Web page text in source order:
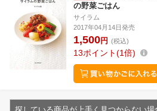
の野菜ごはん
サイラム
2017年04月14日発売
1,500円 (税込)
13ポイント 1倍